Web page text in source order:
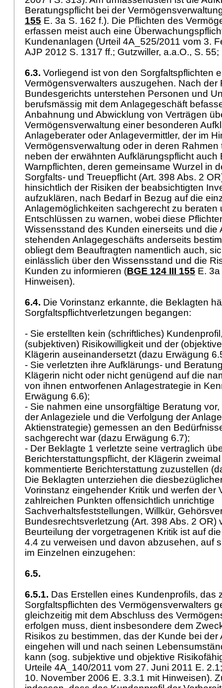
Beratungspflicht bei der
155 E. 3a S. 162 f.). Die Pflichten des
erfassen meist auch eine
Kundenanlagen (Urteil 4A_525/2011 vom 3.
AJP 2012 S. 1317 ff.; Gutzwiller, a.a.O., S.
6.3. Vorliegend ist von den Sorgfaltspflichten
Vermögensverwalters auszugehen. Nach der
Bundesgerichts unterstehen Personen und
berufsmässig mit dem Anlagegeschäft
Anbahnung und Abwicklung von Verträgen
Vermögensverwaltung einer besonderen
Anlageberater oder Anlagevermittler, der im
Vermögensverwaltung oder in deren Rahmen
neben der erwähnten Aufklärungspflicht auch
Warnpflichten, deren gemeinsame Wurzel in
Sorgfalts- und Treuepflicht (Art. 398 Abs. 2 OR
hinsichtlich der Risiken der beabsichtigten
aufzuklären, nach Bedarf in Bezug auf die
Anlagemöglichkeiten sachgerecht zu beraten
Entschlüssen zu warnen, wobei diese
Wissensstand des Kunden einerseits und die
stehenden Anlagegeschäfts anderseits
obliegt dem Beauftragten namentlich auch,
einlässlich über den Wissensstand und die
Kunden zu informieren (BGE 124 III 155 E.
Hinweisen).
6.4. Die Vorinstanz erkannte, die Beklagten
Sorgfaltspflichtverletzungen begangen:
- Sie erstellten kein (schriftliches)
(subjektiven) Risikowilligkeit und der
Klägerin auseinandersetzt (dazu Erwägung
- Sie verletzten ihre Aufklärungs- und
Klägerin nicht oder nicht genügend auf die
von ihnen entworfenen Anlagestrategie in
Erwägung 6.6);
- Sie nahmen eine unsorgfältige Beratung
der Anlageziele und die Verfolgung der
Aktienstrategie) gemessen an den
sachgerecht war (dazu Erwägung 6.7);
- Der Beklagte 1 verletzte seine vertraglich
Berichterstattungspflicht, der Klägerin
kommentierte Berichterstattung zuzustellen
Die Beklagten unterziehen die
Vorinstanz eingehender Kritik und werfen der
zahlreichen Punkten offensichtlich unrichtige
Sachverhaltsfeststellungen, Willkür,
Bundesrechtsverletzung (Art. 398 Abs. 2 OR)
Beurteilung der vorgetragenen Kritik ist auf
4.4 zu verweisen und davon abzusehen, auf
im Einzelnen einzugehen:
6.5.
6.5.1. Das Erstellen eines Kundenprofils, das
Sorgfaltspflichten des Vermögensverwalters
gleichzeitig mit dem Abschluss des
erfolgen muss, dient insbesondere dem
Risikos zu bestimmen, das der Kunde bei der
eingehen will und nach seinen
kann (sog. subjektive und objektive
Urteile 4A_140/2011 vom 27. Juni 2011 E.
10. November 2006 E. 3.3.1 mit Hinweisen).